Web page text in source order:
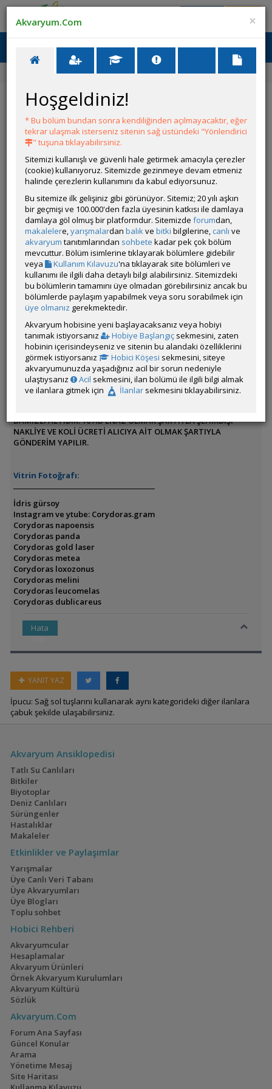
Ana Menü
Ana Sayfa
Canlı İlanları Corydoras Gold Laser
Corydoras Gold Laser
ÜYENİN DİĞER İLANLARI
Satıyorum
Corydoras melini
İlanın Bulunduğu Kategoriler:Tüm Canlılar, Tüm İlanlar
<< Önceki İlan-Sonraki İlan >>
Corydoras.gram
Çevrim Dışı
Son Güncelleme Zamanı:29 Temmuz 2026 13:04
İl / İlçe / Semt:Istanbul / Beykoz / Beykoz
İrtibat Bilgileri:05336272897
Nakliye ile İlgili Ek Bilgiler:
Satılan Canlı:CORYDORAS GOLD LASER
Adet Fiyatı:270 tl
Toplu Alım Fiyatı:
Adedi:
DAMIZLI ALTIDIR. 10 AD ENAZ OLMAK ŞARTIYLA ŞEHİRDIŞI
NAKLİYE VE KOLİ ÜCRETİ ALICIYA AİT OLMAK ŞARTIYLA
GÖNDERİM YAPILIR.
Vitrin Fotoğrafı:
İdris gürsoy
Instagram ve ytube: Corydoras.gram
Corydoras napoensis
Corydoras panda
Corydoras gold laser
Corydoras metea
Corydoras loxozonus
Corydoras melini
Corydoras leucomelas
Corydoras dublicareus
Hata
Var
YANIT YAZ
İpucu: Sağ sol tuşlarını kullanarak aynı kategorideki diğer ilanlara
çabuk şekilde ulaşabilirsiniz.
Akvaryum Ansiklopedisi
Tatlı Su Canlıları
Bitkiler
Biyotoplar
Deniz Canlıları
Sürüngenler
Hastalıklar
Makaleler
Etkinlikler ve Paylaşımlar
Yarışmalar
Üye Canlı Veri Tabanı
Üye Akvaryumları
Üye Blogları
Toplu sohbet
Hobici Rehberi
Akvaryumcular
Hesaplamalar
Akvaryum Ürünleri
Örnek Akvaryum Kurulumları
Akvaryum Kültürü
Sözlük
Akvaryum.Com
Forum Ana Sayfası
Güncel Konular
Arama
Yönetime Mesaj
Site Haritası
×
Akvaryum.Com
Hoşgeldiniz!
* Bu bölüm bundan sonra kendiliğinden açılmayacaktır, eğer
tekrar ulaşmak isterseniz sitenin sağ üstündeki "Yönlendirici
" tuşuna tıklayabilirsiniz.
Sitemizi kullanışlı ve güvenli hale getirmek amacıyla çerezler
(cookie) kullanıyoruz. Sitemizde gezinmeye devam etmeniz
halinde çerezlerin kullanımını da kabul ediyorsunuz.
Bu sitemize ilk gelişiniz gibi görünüyor. Sitemiz; 20 yılı aşkın
bir geçmişi ve 100.000'den fazla üyesinin katkısı ile damlaya
damlaya göl olmuş bir platformdur. Sitemizde forumdan,
makalelere,yarışmalardan balıkve bitki bilgilerine, canlı ve
akvaryum tanıtımlarından sohbete kadar pek çok bölüm
mevcuttur. Bölüm isimlerine tıklayarak bölümlere gidebilir
veya
Kullanım Kılavuzu'na tıklayarak site bölümleri ve
kullanımı ile ilgili daha detaylı bilgi alabilirsiniz. Sitemizdeki
bu bölümlerin tamamını üye olmadan görebilirsiniz ancak bu
bölümlerde paylaşım yapabilmek veya soru sorabilmek için
üye olmanız gerekmektedir.
Akvaryum hobisine yeni başlayacaksanız veya hobiyi
tanımak istiyorsanız
Hobiye Başlangıç sekmesini, zaten
hobinin içerisindeyseniz ve sitenin bu alandaki özelliklerini
görmek istiyorsanız
Hobici Köşesi sekmesini, siteye
akvaryumunuzda yaşadığınız acil bir sorun nedeniyle
ulaştıysanız
Acil sekmesini, ilan bölümü ile ilgili bilgi almak
ve ilanlara gitmek için
İlanlar sekmesini tıklayabilirsiniz.